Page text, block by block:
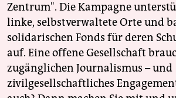
Zentrum". Die Kampagne
linke, selbstverwaltete Orte und
solidarischen Fonds für deren
auf. Eine offene Gesellschaft
zugänglichen Journalismus – und
zivilgesellschaftliches